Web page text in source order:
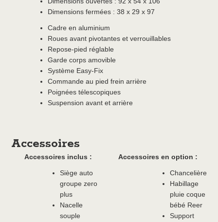
Dimensions fermées : 38 x 29 x 97
Cadre en aluminium
Roues avant pivotantes et verrouillables
Repose-pied réglable
Garde corps amovible
Système Easy-Fix
Commande au pied frein arrière
Poignées télescopiques
Suspension avant et arrière
Accessoires
Accessoires inclus :
Siège auto
groupe zero
plus
Nacelle
souple
Accessoires en option :
Chancelière
Habillage
pluie coque
bébé Reer
Support